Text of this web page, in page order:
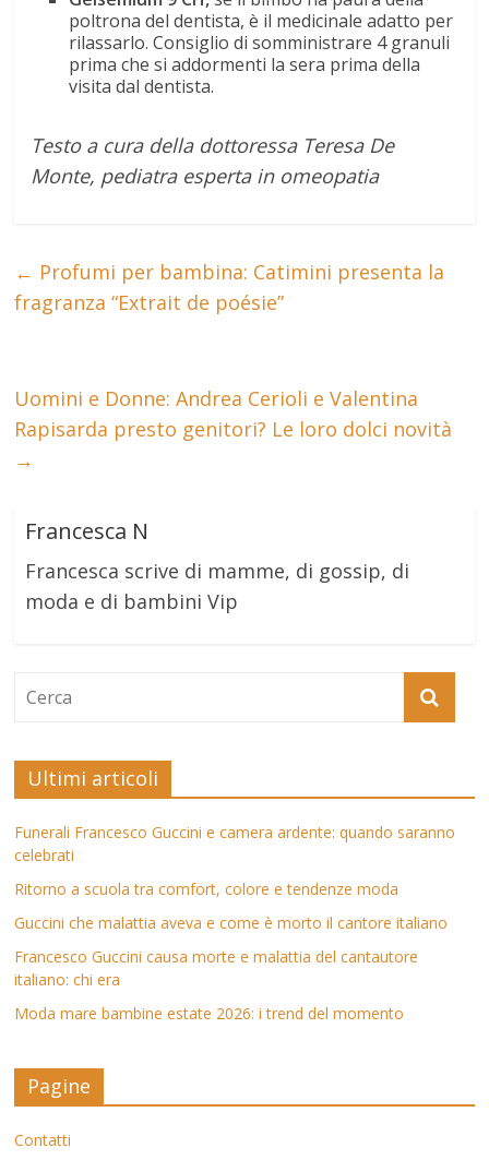
poltrona del dentista, è il medicinale adatto per
rilassarlo. Consiglio di somministrare 4 granuli
prima che si addormenti la sera prima della
visita dal dentista.
Testo a cura della dottoressa Teresa De
Monte, pediatra esperta in omeopatia
← Profumi per bambina: Catimini presenta la
fragranza “Extrait de poésie”
Uomini e Donne: Andrea Cerioli e Valentina
Rapisarda presto genitori? Le loro dolci novità
→
Francesca N
Francesca scrive di mamme, di gossip, di
moda e di bambini Vip
Ultimi articoli
Funerali Francesco Guccini e camera ardente: quando saranno
celebrati
Ritorno a scuola tra comfort, colore e tendenze moda
Guccini che malattia aveva e come è morto il cantore italiano
Francesco Guccini causa morte e malattia del cantautore
italiano: chi era
Moda mare bambine estate 2026: i trend del momento
Pagine
Contatti